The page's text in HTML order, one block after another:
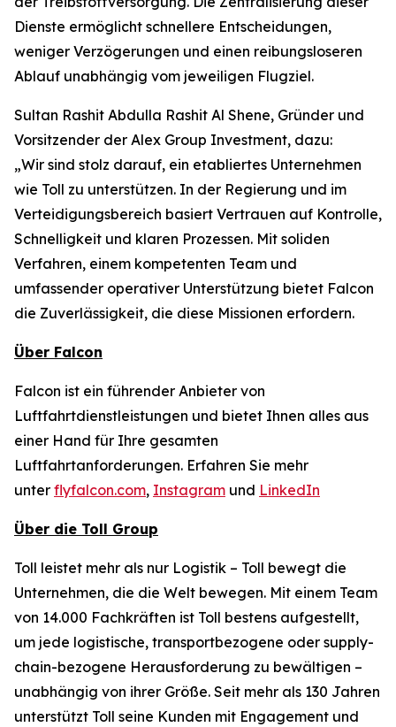
Dienste ermöglicht schnellere Entscheidungen,
weniger Verzögerungen und einen reibungsloseren
Ablauf unabhängig vom jeweiligen Flugziel.
Sultan Rashit Abdulla Rashit Al Shene, Gründer und
Vorsitzender der Alex Group Investment, dazu:
„Wir sind stolz darauf, ein etabliertes Unternehmen
wie Toll zu unterstützen. In der Regierung und im
Verteidigungsbereich basiert Vertrauen auf Kontrolle,
Schnelligkeit und klaren Prozessen. Mit soliden
Verfahren, einem kompetenten Team und
umfassender operativer Unterstützung bietet Falcon
die Zuverlässigkeit, die diese Missionen erfordern.
Über Falcon
Falcon ist ein führender Anbieter von
Luftfahrtdienstleistungen und bietet Ihnen alles aus
einer Hand für Ihre gesamten
Luftfahrtanforderungen. Erfahren Sie mehr
unter flyfalcon.com, Instagram und LinkedIn
Über die Toll Group
Toll leistet mehr als nur Logistik – Toll bewegt die
Unternehmen, die die Welt bewegen. Mit einem Team
von 14.000 Fachkräften ist Toll bestens aufgestellt,
um jede logistische, transportbezogene oder supply-
chain-bezogene Herausforderung zu bewältigen –
unabhängig von ihrer Größe. Seit mehr als 130 Jahren
unterstützt Toll seine Kunden mit Engagement und